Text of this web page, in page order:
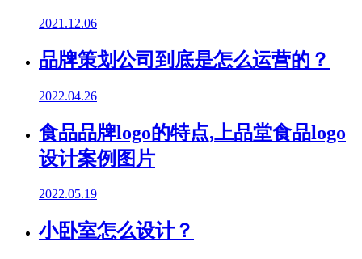
2021.12.06
品牌策划公司到底是怎么运营的？
2022.04.26
食品品牌logo的特点,上品堂食品logo
设计案例图片
2022.05.19
小卧室怎么设计？